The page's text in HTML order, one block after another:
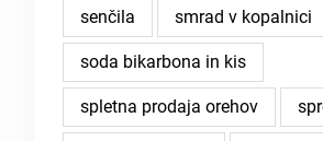
senčila smrad v kopalnici
soda bikarbona in kis
spletna prodaja orehov